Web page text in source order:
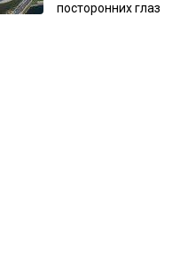
посторонних глаз